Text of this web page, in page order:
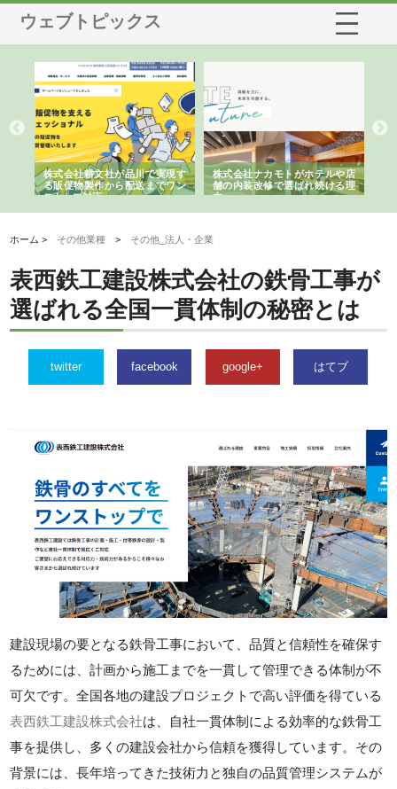
ウェブトピックス
株式会社耕文社が品川で実現す
る販促物製作から配送までワン
ストップ対応
株式会社ナカモトがホテルや店
舗の内装改修で選ばれ続ける理
由
ホーム > その他業種 > その他_法人・企業
表西鉄工建設株式会社の鉄骨工事が
選ばれる全国一貫体制の秘密とは
twitter facebook google+ はてブ
建設現場の要となる鉄骨工事において、品質と信頼性を確保す
るためには、計画から施工までを一貫して管理できる体制が不
可欠です。全国各地の建設プロジェクトで高い評価を得ている
表西鉄工建設株式会社は、自社一貫体制による効率的な鉄骨工
事を提供し、多くの建設会社から信頼を獲得しています。その
背景には、長年培ってきた技術力と独自の品質管理システムが